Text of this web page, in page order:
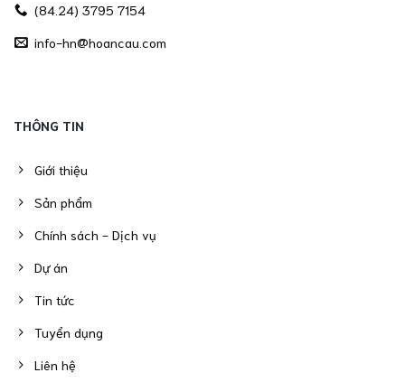
(84.24) 3795 7154
info-hn@hoancau.com
THÔNG TIN
Giới thiệu
Sản phẩm
Chính sách - Dịch vụ
Dự án
Tin tức
Tuyển dụng
Liên hệ